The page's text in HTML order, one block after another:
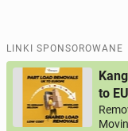
LINKI SPONSOROWANE
to EU